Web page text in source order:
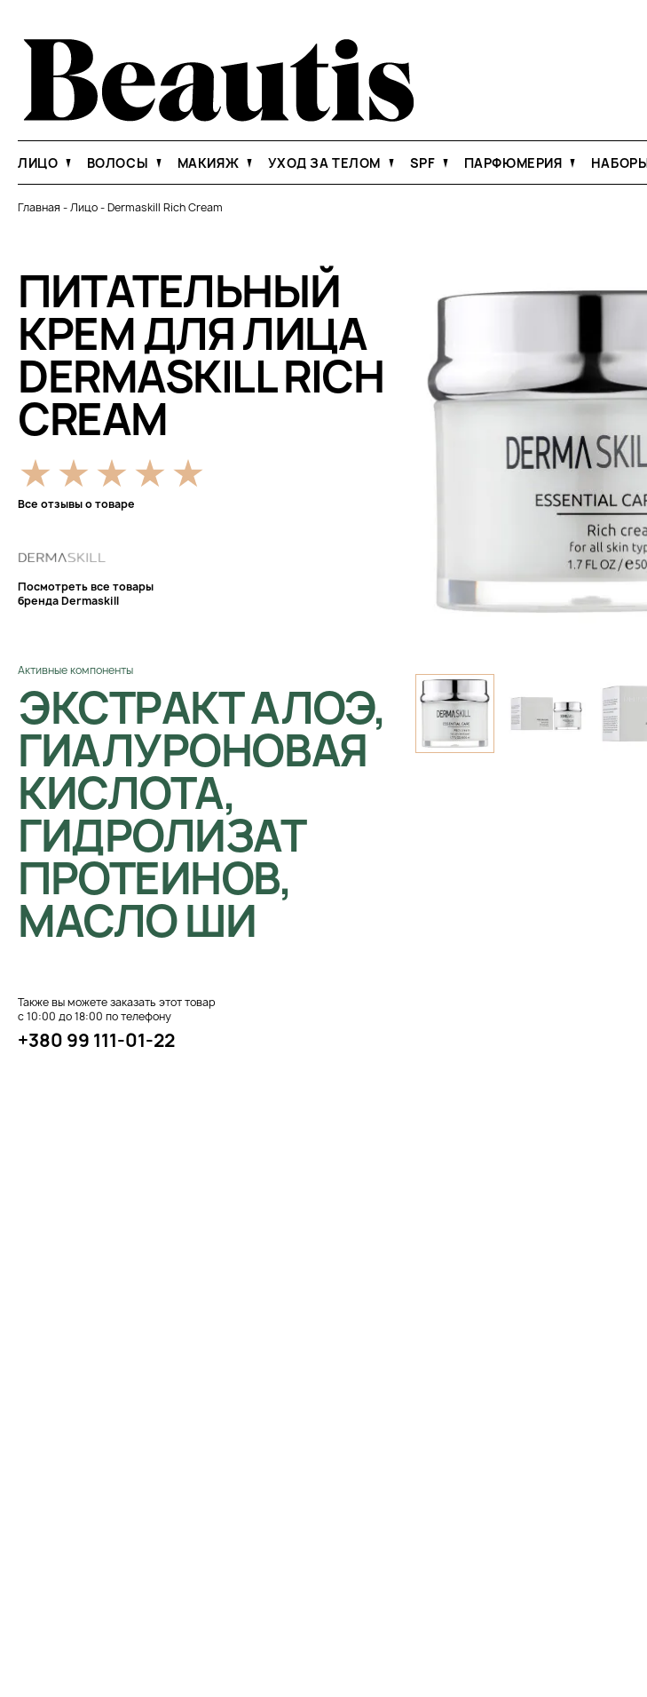
ЛИЦО ВОЛОСЫ МАКИЯЖ УХОД ЗА ТЕЛОМ SPF ПАРФЮМЕРИЯ
Главная -Лицо-Dermaskill Rich Cream
ПИТАТЕЛЬНЫЙ
КРЕМ ДЛЯ ЛИЦА
DERMASKILL RICH
CREAM
Все отзывы о товаре
Посмотреть все товары
бренда Dermaskill
Активные компоненты
ЭКСТРАКТ АЛОЭ,
ГИАЛУРОНОВАЯ
КИСЛОТА,
ГИДРОЛИЗАТ
ПРОТЕИНОВ,
МАСЛО ШИ
Также вы можете заказать этот товар
с 10:00 до 18:00 по телефону
+380 99 111-01-22